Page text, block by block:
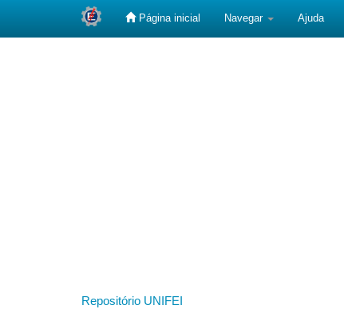
Página inicial Navegar Ajuda
Repositório UNIFEI